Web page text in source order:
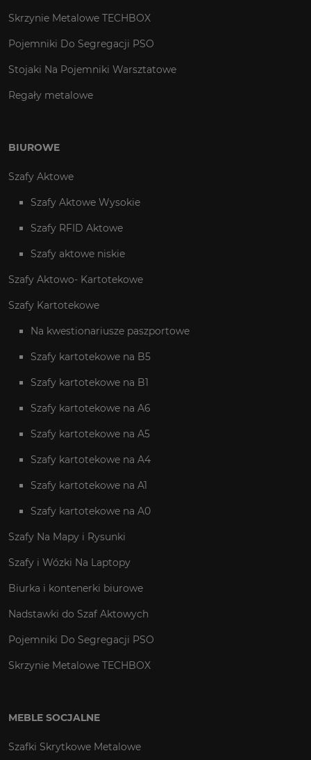
Skrzynie Metalowe TECHBOX
Pojemniki Do Segregacji PSO
Stojaki Na Pojemniki Warsztatowe
Regały metalowe
BIUROWE
Szafy Aktowe
Szafy Aktowe Wysokie
Szafy RFID Aktowe
Szafy aktowe niskie
Szafy Aktowo- Kartotekowe
Szafy Kartotekowe
Na kwestionariusze paszportowe
Szafy kartotekowe na B5
Szafy kartotekowe na B1
Szafy kartotekowe na A6
Szafy kartotekowe na A5
Szafy kartotekowe na A4
Szafy kartotekowe na A1
Szafy kartotekowe na A0
Szafy Na Mapy i Rysunki
Szafy i Wózki Na Laptopy
Biurka i kontenerki biurowe
Nadstawki do Szaf Aktowych
Pojemniki Do Segregacji PSO
Skrzynie Metalowe TECHBOX
MEBLE SOCJALNE
Szafki Skrytkowe Metalowe